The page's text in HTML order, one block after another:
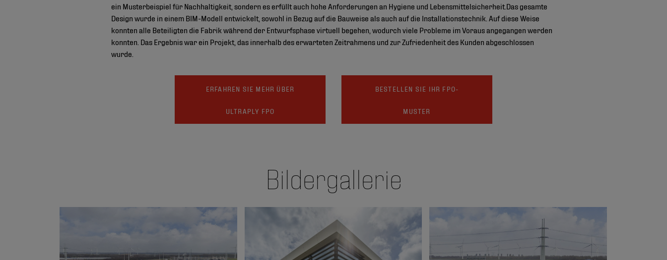
ein Musterbeispiel für Nachhaltigkeit, sondern es erfüllt auch hohe Anforderungen an Hygiene und Lebensmittelsicherheit.Das gesamte
Design wurde in einem BIM-Modell entwickelt, sowohl in Bezug auf die Bauweise als auch auf die Installationstechnik. Auf diese Weise
konnten alle Beteiligten die Fabrik während der Entwurfsphase virtuell begehen, wodurch viele Probleme im Voraus angegangen werden
konnten. Das Ergebnis war ein Projekt, das innerhalb des erwarteten Zeitrahmens und zur Zufriedenheit des Kunden abgeschlossen
wurde.
ERFAHREN SIE MEHR ÜBER
ULTRAPLY FPO
BESTELLEN SIE IHR FPO-
MUSTER
Bildergallerie